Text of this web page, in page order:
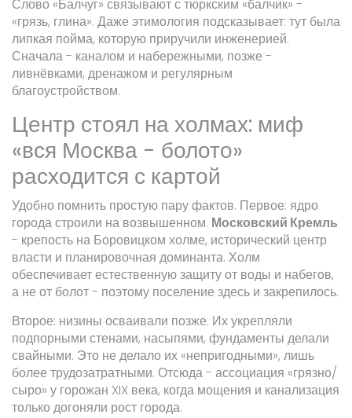
Слово «Балчуг» связывают с тюркским «балчик» -
«грязь, глина». Даже этимология подсказывает: тут была
липкая пойма, которую приручили инженерией.
Сначала - каналом и набережными, позже -
ливнёвками, дренажом и регулярным
благоустройством.
Центр стоял на холмах: миф
«вся Москва - болото»
расходится с картой
Удобно помнить простую пару фактов. Первое: ядро
города строили на возвышенном. Московский Кремль
- крепость на Боровицком холме, исторический центр
власти и планировочная доминанта. Холм
обеспечивает естественную защиту от воды и набегов,
а не от болот - поэтому поселение здесь и закрепилось.
Второе: низины осваивали позже. Их укрепляли
подпорными стенами, насыпями, фундаменты делали
свайными. Это не делало их «непригодными», лишь
более трудозатратными. Отсюда - ассоциация «грязно/
сыро» у горожан XIX века, когда мощения и канализация
только догоняли рост города.